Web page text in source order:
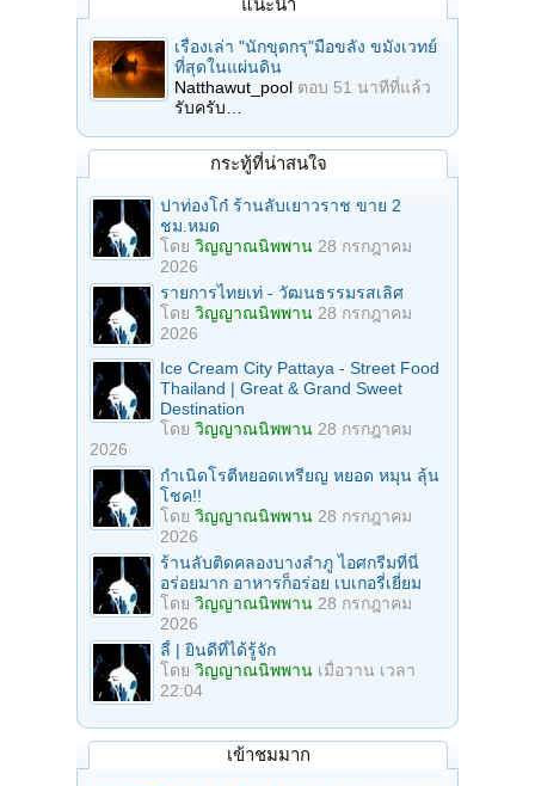
แนะนำ
เรื่องเล่า "นักขุดกรุ"มือขลัง ขมังเวทย์
ที่สุดในแผ่นดิน
Natthawut_pool ตอบ 51 นาทีที่แล้ว
รับครับ…
กระทู้ที่น่าสนใจ
ปาท่องโก๋ ร้านลับเยาวราช ขาย 2
ชม.หมด
โดย วิญญาณนิพพาน 28 กรกฎาคม
2026
รายการไทยเท่ - วัฒนธรรมรสเลิศ
โดย วิญญาณนิพพาน 28 กรกฎาคม
2026
Ice Cream City Pattaya - Street Food
Thailand | Great & Grand Sweet
Destination
โดย วิญญาณนิพพาน 28 กรกฎาคม
2026
กำเนิดโรตีหยอดเหรียญ หยอด หมุน ลุ้น
โชค!!
โดย วิญญาณนิพพาน 28 กรกฎาคม
2026
ร้านลับติดคลองบางลำภู ไอศกรีมที่นี่
อร่อยมาก อาหารก็อร่อย เบเกอรี่เยี่ยม
โดย วิญญาณนิพพาน 28 กรกฎาคม
2026
ลี้ | ยินดีที่ได้รู้จัก
โดย วิญญาณนิพพาน เมื่อวาน เวลา
22:04
เข้าชมมาก